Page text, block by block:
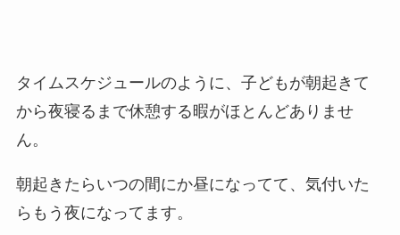
タイムスケジュールのように、子どもが朝起きて
から夜寝るまで休憩する暇がほとんどありませ
ん。
朝起きたらいつの間にか昼になってて、気付いた
らもう夜になってます。